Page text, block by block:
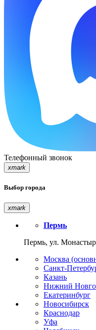
Телефонный звонок
xmark
Выбор города
xmark
Пермь
Пермь, ул.
Москва
Санкт-
Казань
Нижний
Екатеринбург
Новосибирск
Краснодар
Уфа